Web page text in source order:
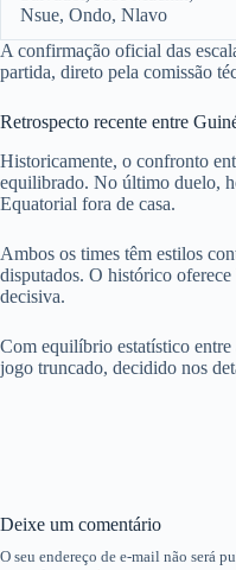
Nsue, Ondo, Nlavo
A confirmação oficial das
partida, direto pela comissão
Retrospecto recente entre
Historicamente, o confronto
equilibrado. No último duelo,
Equatorial fora de casa.
Ambos os times têm estilos
disputados. O histórico oferece
decisiva.
Com equilíbrio estatístico
jogo truncado, decidido nos
Deixe um comentário
O seu endereço de e-mail não será